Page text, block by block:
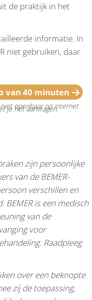
de praktijk in het
informatie. In
niet gebruiken, daar
van 40 minuten
openbaar op internet
je het aanvragen.
zijn persoonlijke
van de BEMER-
verschillen en
is een medisch
van de
voor
Raadpleeg
over een beknopte
zij de toepassing,